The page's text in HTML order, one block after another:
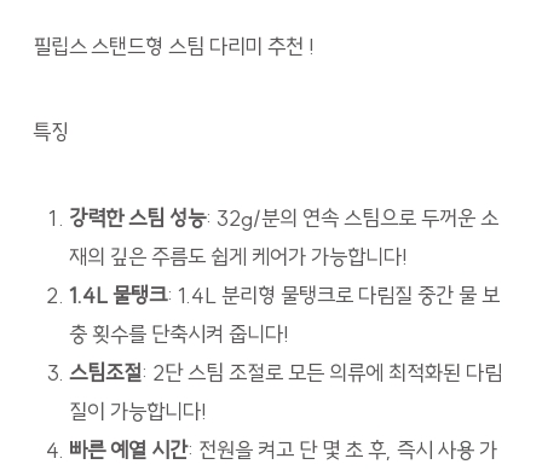
필립스 스탠드형 스팀 다리미 추천 !
특징
강력한 스팀 성능: 32g/분의 연속 스팀으로 두꺼운 소
재의 깊은 주름도 쉽게 케어가 가능합니다!
1.4L 물탱크: 1.4L 분리형 물탱크로 다림질 중간 물 보
충 횟수를 단축시켜 줍니다!
스팀조절: 2단 스팀 조절로 모든 의류에 최적화된 다림
질이 가능합니다!
빠른 예열 시간: 전원을 켜고 단 몇 초 후, 즉시 사용 가